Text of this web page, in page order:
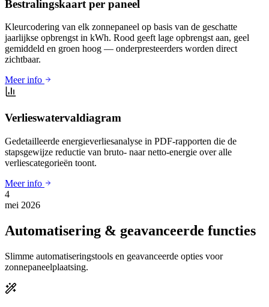
Bestralingskaart per paneel
Kleurcodering van elk zonnepaneel op basis van de geschatte
jaarlijkse opbrengst in kWh. Rood geeft lage opbrengst aan, geel
gemiddeld en groen hoog — onderpresteerders worden direct
zichtbaar.
Meer info
Verlieswatervaldiagram
Gedetailleerde energieverliesanalyse in PDF-rapporten die de
stapsgewijze reductie van bruto- naar netto-energie over alle
verliescategorieën toont.
Meer info
4
mei 2026
Automatisering & geavanceerde functies
Slimme automatiseringstools en geavanceerde opties voor
zonnepaneelplaatsing.